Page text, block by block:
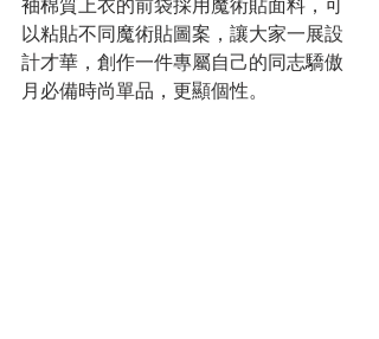
袖棉質上衣的前袋採用魔術貼面料，可
以粘貼不同魔術貼圖案，讓大家一展設
計才華，創作一件專屬自己的同志驕傲
月必備時尚單品，更顯個性。